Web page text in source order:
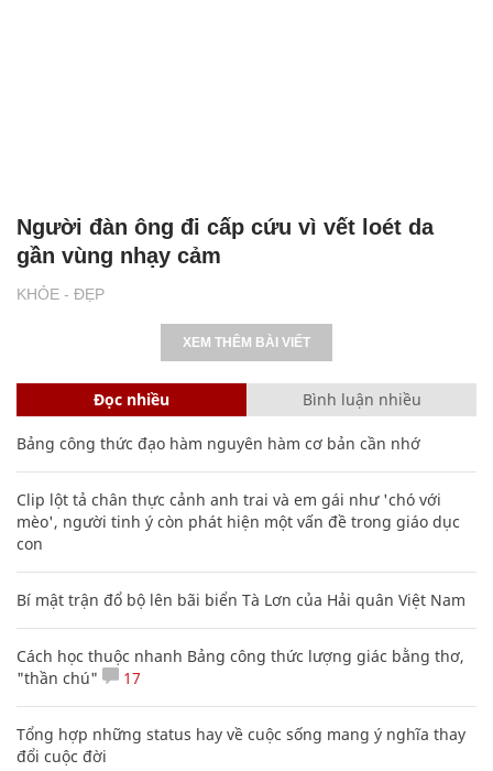
KHỎE - ĐẸP
Người đàn ông đi cấp cứu vì vết loét da
gần vùng nhạy cảm
XEM THÊM BÀI VIẾT
Đọc nhiều Bình luận nhiều
Bảng công thức đạo hàm nguyên hàm cơ bản cần nhớ
Clip lột tả chân thực cảnh anh trai và em gái như 'chó với
mèo', người tinh ý còn phát hiện một vấn đề trong giáo dục
con
Bí mật trận đổ bộ lên bãi biển Tà Lơn của Hải quân Việt Nam
Cách học thuộc nhanh Bảng công thức lượng giác bằng thơ,
"thần chú"
17
Tổng hợp những status hay về cuộc sống mang ý nghĩa thay
đổi cuộc đời